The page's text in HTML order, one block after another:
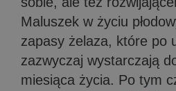
Maluszek w życiu
zapasy żelaza, które po
zazwyczaj wystarczają
miesiąca życia. Po tym